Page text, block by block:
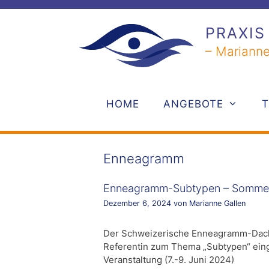
–
HOME ANGEBOTE
Enneagramm
Enneagramm-Subtypen –
Dezember 6, 2024 von Marianne Gallen
Der Schweizerische Enneagramm-
Referentin zum Thema „Subtypen“
Veranstaltung (7.-9. Juni 2024)